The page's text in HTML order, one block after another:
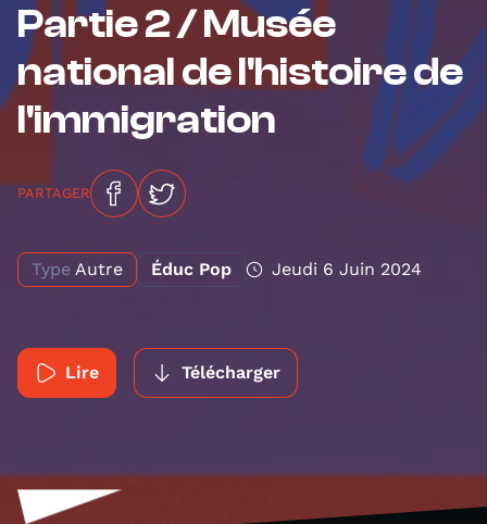
Partie 2 / Musée
national de l'histoire de
l'immigration
PARTAGER
Type Autre Éduc Pop Jeudi 6 Juin 2024
Lire Télécharger